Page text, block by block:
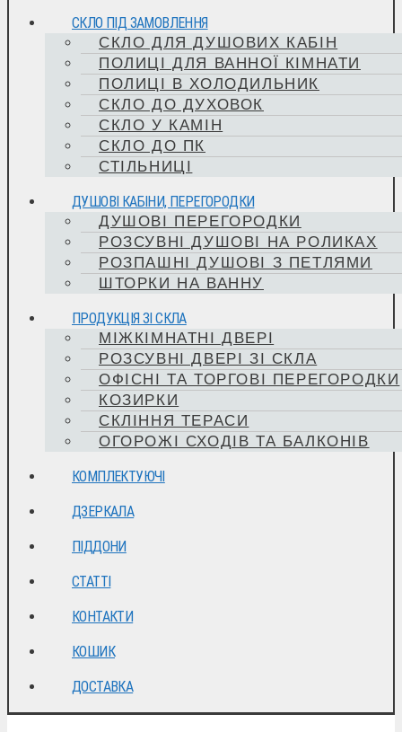
СКЛО ПІД ЗАМОВЛЕННЯ
СКЛО ДЛЯ ДУШОВИХ КАБІН
ПОЛИЦІ ДЛЯ ВАННОЇ КІМНАТИ
ПОЛИЦІ В ХОЛОДИЛЬНИК
СКЛО ДО ДУХОВОК
СКЛО У КАМІН
СКЛО ДО ПК
СТІЛЬНИЦІ
ДУШОВІ КАБІНИ, ПЕРЕГОРОДКИ
ДУШОВІ ПЕРЕГОРОДКИ
РОЗСУВНІ ДУШОВІ НА РОЛИКАХ
РОЗПАШНІ ДУШОВІ З ПЕТЛЯМИ
ШТОРКИ НА ВАННУ
ПРОДУКЦІЯ ЗІ СКЛА
МІЖКІМНАТНІ ДВЕРІ
РОЗСУВНІ ДВЕРІ ЗІ СКЛА
ОФІСНІ ТА ТОРГОВІ ПЕРЕГОРОДКИ
КОЗИРКИ
СКЛІННЯ ТЕРАСИ
ОГОРОЖІ СХОДІВ ТА БАЛКОНІВ
КОМПЛЕКТУЮЧІ
ДЗЕРКАЛА
ПІДДОНИ
СТАТТІ
КОНТАКТИ
КОШИК
ДОСТАВКА